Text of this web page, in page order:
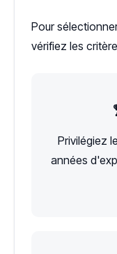
Pour
vérifiez les
Privilégiez
années